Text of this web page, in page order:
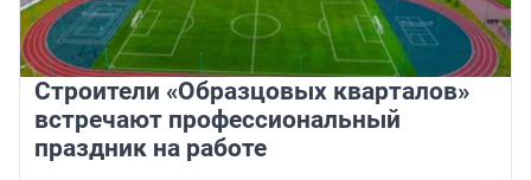
Строители «Образцовых кварталов»
встречают профессиональный
праздник на работе